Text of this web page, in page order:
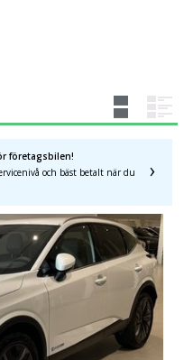
företagsbilen!
och bäst betalt när du